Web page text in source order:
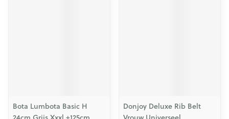
Bota Lumbota Basic H
Donjoy Deluxe Rib Belt